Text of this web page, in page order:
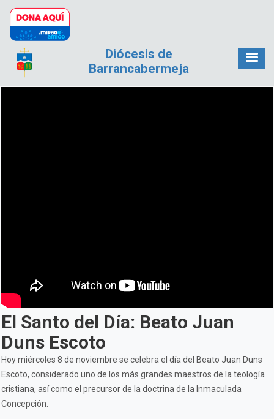
Pasar al contenido principal
Diócesis de
Barrancabermeja
El Santo del Día: Beato Juan
Duns Escoto
Hoy miércoles 8 de noviembre se celebra el día del Beato Juan Duns
Escoto, considerado uno de los más grandes maestros de la teología
cristiana, así como el precursor de la doctrina de la Inmaculada
Concepción.